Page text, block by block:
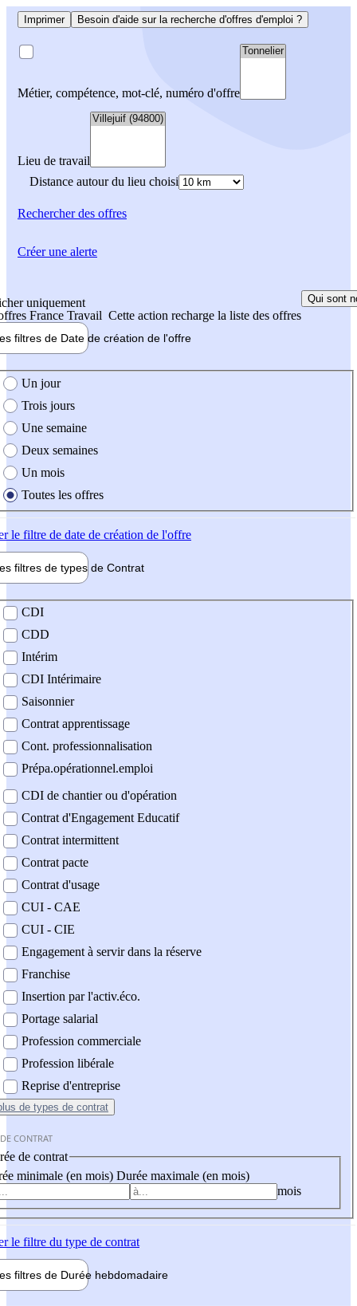
Imprimer Besoin d'aide sur la recherche d'offres d'emploi ?
Métier, compétence, mot-clé, numéro d'offre
Lieu de travail
Distance autour du lieu choisi
Rechercherdes offres
uniquement
France Travail Cette action recharge la liste des offres
Qui sont
filtres de Date de création de l'offre
création de l'offre
Un jour
Trois jours
Une semaine
Deux semaines
Un mois
Toutes les offres
le filtre de date de création de l'offre
filtres de types de Contrat
contrat
CDI
CDD
Intérim
CDI Intérimaire
Saisonnier
Contrat apprentissage
Cont. professionnalisation
Prépa.opérationnel.emploi
CDI de chantier ou d'opération
Contrat d'Engagement Educatif
Contrat intermittent
Contrat pacte
Contrat d'usage
CUI - CAE
CUI - CIE
Engagement à servir dans la réserve
Franchise
Insertion par l'activ.éco.
Portage salarial
Profession commerciale
Profession libérale
Reprise d'entreprise
de types de contrat
CONTRAT
de contrat
minimale (en mois) Durée maximale (en mois)
mois
le filtre du type de contrat
filtres de Durée hebdomadaire
Créer une alerte